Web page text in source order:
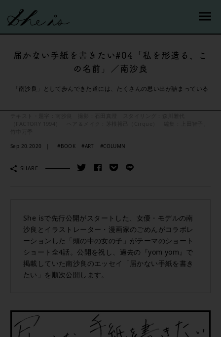
届かない手紙を書きたい#04「私を形造る、こ
の名前」／南沙良
「南沙良」として歩んできた道には、たくさんの思い出が詰まっている
Sep 20.2020 #BOOK #ART #COLUMN
SHARE
She isで先行公開がスタートした、女優・モデルの南
沙良とイラストレーター・漫画家のごめんがコラボレ
ーションした「頭の中の女の子」がテーマのショート
ショート全4話。公開を祝し、過去の『yom yom』で
掲載していた南沙良のエッセイ「届かない手紙を書き
たい」を順次公開します。